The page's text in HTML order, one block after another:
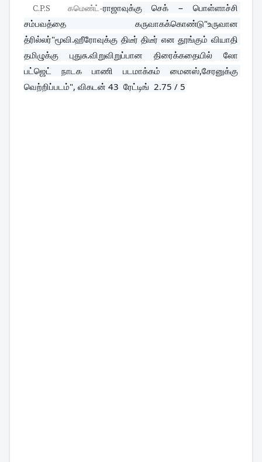
C.P.S கமெண்ட்-ராஜாவுக்கு செக் − பொள்ளாச்சி
சம்பவத்தை கருவாகக்கொண்டு"உருவான
த்ரில்லர்"மூவி.ஹீரோவுக்கு திடீர் திடீர் என தூங்கும் வியாதி
தமிழுக்கு புதுசு.விறுவிறுப்பான திரைக்கதையில் லோ
பட்ஜெட் நாடக பாணி படமாக்கம் மைனஸ்,சேரனுக்கு
வெற்றிப்படம்", விகடன் 43  ரேட்டிங்  2.75 / 5